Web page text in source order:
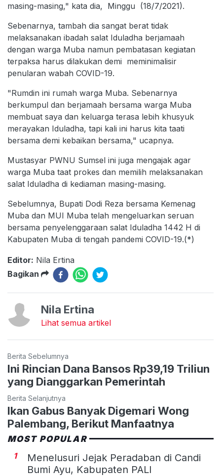
masing-masing," kata dia, Minggu (18/7/2021).
Sebenarnya, tambah dia sangat berat tidak
melaksanakan ibadah salat Iduladha berjamaah
dengan warga Muba namun pembatasan kegiatan
terpaksa harus dilakukan demi meminimalisir
penularan wabah COVID-19.
"Rumdin ini rumah warga Muba. Sebenarnya
berkumpul dan berjamaah bersama warga Muba
membuat saya dan keluarga terasa lebih khusyuk
merayakan Iduladha, tapi kali ini harus kita taati
bersama demi kebaikan bersama," ucapnya.
Mustasyar PWNU Sumsel ini juga mengajak agar
warga Muba taat prokes dan memilih melaksanakan
salat Iduladha di kediaman masing-masing.
Sebelumnya, Bupati Dodi Reza bersama Kemenag
Muba dan MUI Muba telah mengeluarkan seruan
bersama penyelenggaraan salat Iduladha 1442 H di
Kabupaten Muba di tengah pandemi COVID-19.(*)
Editor: Nila Ertina
Bagikan
Nila Ertina
Lihat semua artikel
Berita Sebelumnya
Ini Rincian Dana Bansos Rp39,19 Triliun
yang Dianggarkan Pemerintah
Berita Selanjutnya
Ikan Gabus Banyak Digemari Wong
Palembang, Berikut Manfaatnya
MOST POPULAR
1
Menelusuri Jejak Peradaban di Candi
Bumi Ayu, Kabupaten PALI